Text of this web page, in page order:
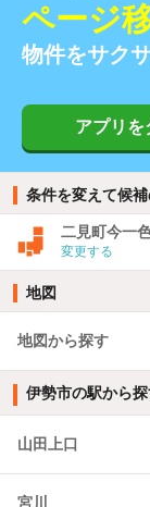
ページ
物件をサク
アプリを
条件を変えて候
二見町今一
変更する
地図
地図から探す
伊勢市の駅から
山田上口
宮川